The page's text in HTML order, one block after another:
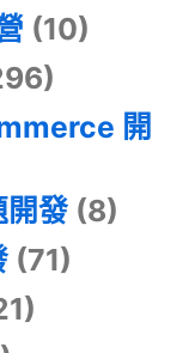
(10)
開
開發(8)
(71)